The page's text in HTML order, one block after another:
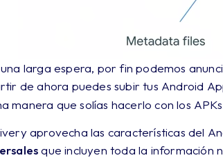
larga espera, por fin podemos
de ahora puedes subir tus Android
manera que solías hacerlo con los
aprovecha las características del
que incluyen toda la información